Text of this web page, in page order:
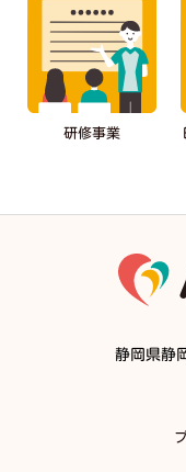
研修事業
静岡県静